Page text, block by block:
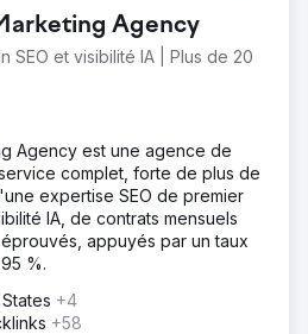
Agency
SEO et visibilité IA | Plus de 20
Agency est une agence de
complet, forte de plus de
expertise SEO de premier
IA, de contrats mensuels
appuyés par un taux
%.
+4
+58